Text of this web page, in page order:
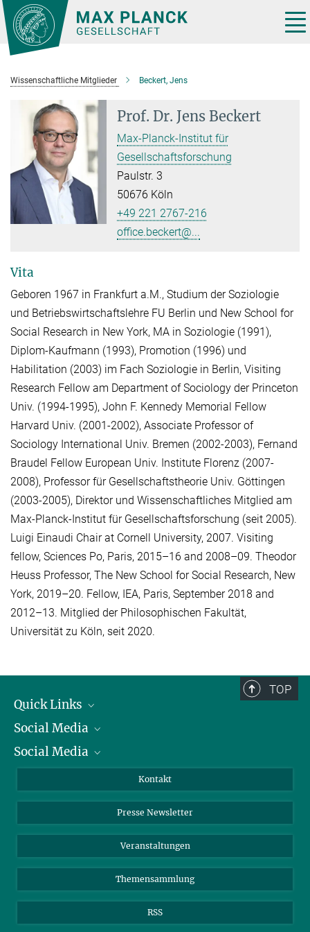
Hauptinhalt
Wissenschaftliche Mitglieder Beckert, Jens
Prof. Dr. Jens Beckert
Max-Planck-Institut für
Gesellschaftsforschung
Paulstr. 3
50676 Köln
+49 221 2767-216
office.beckert@...
Vita
Geboren 1967 in Frankfurt a.M., Studium der Soziologie
und Betriebswirtschaftslehre FU Berlin und New School for
Social Research in New York, MA in Soziologie (1991),
Diplom-Kaufmann (1993), Promotion (1996) und
Habilitation (2003) im Fach Soziologie in Berlin, Visiting
Research Fellow am Department of Sociology der Princeton
Univ. (1994-1995), John F. Kennedy Memorial Fellow
Harvard Univ. (2001-2002), Associate Professor of
Sociology International Univ. Bremen (2002-2003), Fernand
Braudel Fellow European Univ. Institute Florenz (2007-
2008), Professor für Gesellschaftstheorie Univ. Göttingen
(2003-2005), Direktor und Wissenschaftliches Mitglied am
Max-Planck-Institut für Gesellschaftsforschung (seit 2005).
Luigi Einaudi Chair at Cornell University, 2007. Visiting
fellow, Sciences Po, Paris, 2015–16 and 2008–09. Theodor
Heuss Professor, The New School for Social Research, New
York, 2019–20. Fellow, IEA, Paris, September 2018 and
2012–13. Mitglied der Philosophischen Fakultät,
Universität zu Köln, seit 2020.
TOP
Quick Links
Präsident
Zahlen und Fakten
Meldestelle Fehlverhalten
Social Media
Bluesky
TikTok
Social Media
Instagram
YouTube
Kontakt
Presse Newsletter
Veranstaltungen
Themensammlung
RSS